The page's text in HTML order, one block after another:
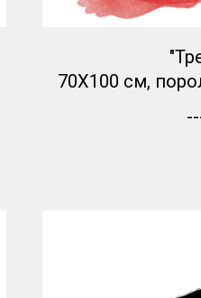
70Х100 см,